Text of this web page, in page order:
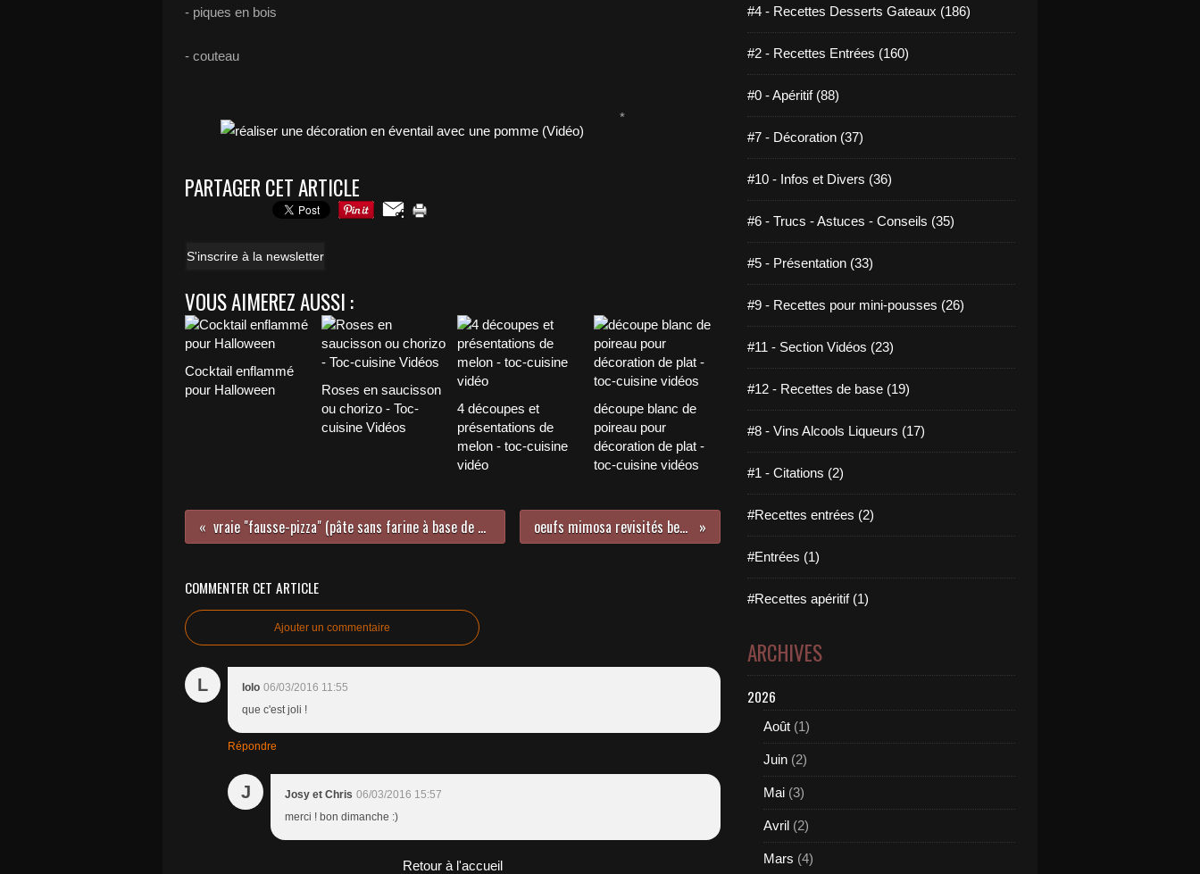
- piques en bois
- couteau
*
PARTAGER CET ARTICLE
S'inscrire à la newsletter
VOUS AIMEREZ AUSSI :
Cocktail enflammé
pour Halloween
Roses en saucisson
ou chorizo - Toc-
cuisine Vidéos
4 découpes et
présentations de
melon - toc-cuisine
vidéo
découpe blanc de
poireau pour
décoration de plat -
toc-cuisine vidéos
vraie "fausse-pizza" (pâte sans farine à base de thon) gambas et fruits de mer oeufs mimosa revisités betterave-mozzarella
COMMENTER CET ARTICLE
Ajouter un commentaire
L lolo 06/03/2016 11:55
que c'est joli !
Répondre
J Josy et Chris 06/03/2016 15:57
merci ! bon dimanche :)
Retour à l'accueil
#4 - Recettes Desserts Gateaux (186)
#2 - Recettes Entrées (160)
#0 - Apéritif (88)
#7 - Décoration (37)
#10 - Infos et Divers (36)
#6 - Trucs - Astuces - Conseils (35)
#5 - Présentation (33)
#9 - Recettes pour mini-pousses (26)
#11 - Section Vidéos (23)
#12 - Recettes de base (19)
#8 - Vins Alcools Liqueurs (17)
#1 - Citations (2)
#Recettes entrées (2)
#Entrées (1)
#Recettes apéritif (1)
ARCHIVES
2026
Août (1)
Juin (2)
Mai (3)
Avril (2)
Mars (4)